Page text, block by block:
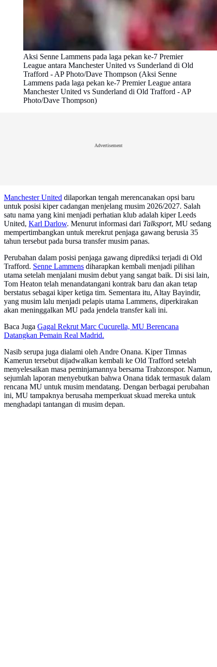
Aksi Senne Lammens pada laga pekan ke-7 Premier
League antara Manchester United vs Sunderland di Old
Trafford - AP Photo/Dave Thompson (Aksi Senne
Lammens pada laga pekan ke-7 Premier League antara
Manchester United vs Sunderland di Old Trafford - AP
Photo/Dave Thompson)
Advertisement
Manchester United dilaporkan tengah merencanakan opsi baru
untuk posisi kiper cadangan menjelang musim 2026/2027. Salah
satu nama yang kini menjadi perhatian klub adalah kiper Leeds
United, Karl Darlow. Menurut informasi dari Talksport, MU sedang
mempertimbangkan untuk merekrut penjaga gawang berusia 35
tahun tersebut pada bursa transfer musim panas.
Perubahan dalam posisi penjaga gawang diprediksi terjadi di Old
Trafford. Senne Lammens diharapkan kembali menjadi pilihan
utama setelah menjalani musim debut yang sangat baik. Di sisi lain,
Tom Heaton telah menandatangani kontrak baru dan akan tetap
berstatus sebagai kiper ketiga tim. Sementara itu, Altay Bayindir,
yang musim lalu menjadi pelapis utama Lammens, diperkirakan
akan meninggalkan MU pada jendela transfer kali ini.
Baca Juga Gagal Rekrut Marc Cucurella, MU Berencana
Datangkan Pemain Real Madrid.
Nasib serupa juga dialami oleh Andre Onana. Kiper Timnas
Kamerun tersebut dijadwalkan kembali ke Old Trafford setelah
menyelesaikan masa peminjamannya bersama Trabzonspor. Namun,
sejumlah laporan menyebutkan bahwa Onana tidak termasuk dalam
rencana MU untuk musim mendatang. Dengan berbagai perubahan
ini, MU tampaknya berusaha memperkuat skuad mereka untuk
menghadapi tantangan di musim depan.